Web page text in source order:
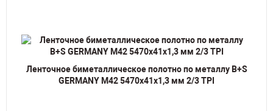
Ленточное биметаллическое полотно по металлу B+S
GERMANY M42 5470х41х1,3 мм 2/3 TPI